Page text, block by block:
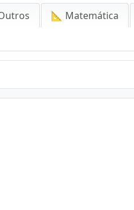
📐 Matemática